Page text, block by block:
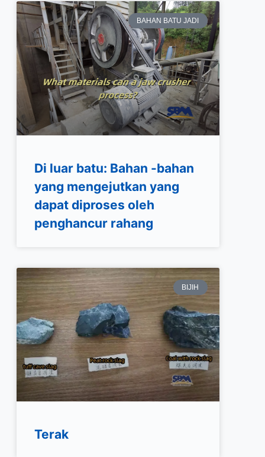
BAHAN BATU JADI
Di luar batu: Bahan -bahan
yang mengejutkan yang
dapat diproses oleh
penghancur rahang
BIJIH
Terak